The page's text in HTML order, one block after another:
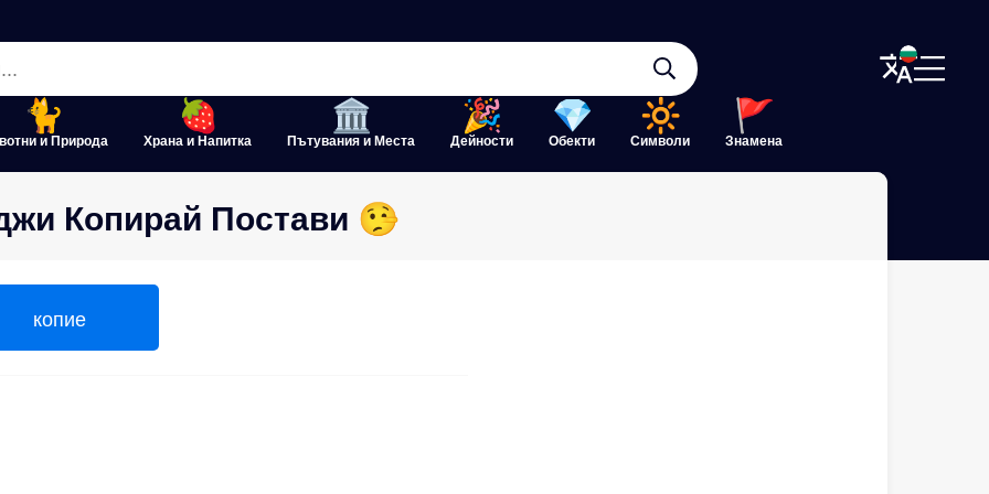
и Природа Храна и Напитка Пътувания и Места Дейности Обекти Символи Знамена
Копирай Постави 🤥
копие